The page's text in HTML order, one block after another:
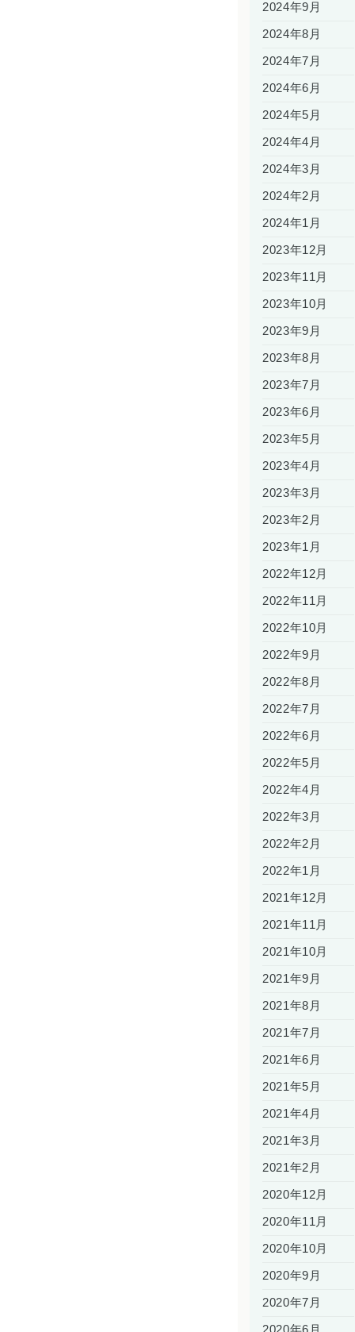
2024年9月
2024年8月
2024年7月
2024年6月
2024年5月
2024年4月
2024年3月
2024年2月
2024年1月
2023年12月
2023年11月
2023年10月
2023年9月
2023年8月
2023年7月
2023年6月
2023年5月
2023年4月
2023年3月
2023年2月
2023年1月
2022年12月
2022年11月
2022年10月
2022年9月
2022年8月
2022年7月
2022年6月
2022年5月
2022年4月
2022年3月
2022年2月
2022年1月
2021年12月
2021年11月
2021年10月
2021年9月
2021年8月
2021年7月
2021年6月
2021年5月
2021年4月
2021年3月
2021年2月
2020年12月
2020年11月
2020年10月
2020年9月
2020年7月
2020年6月